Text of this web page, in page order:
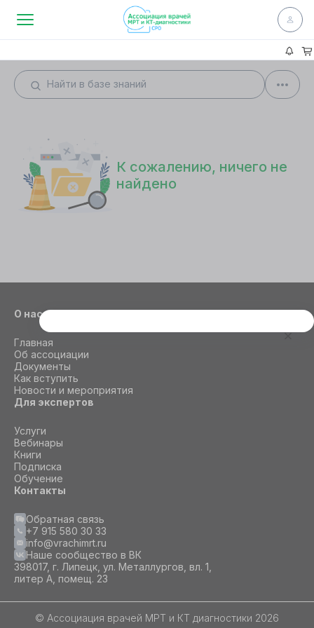
К сожалению, ничего не
найдено
О нас
Главная
Об ассоциации
Документы
Как вступить
Новости и мероприятия
Для экспертов
Услуги
Вебинары
Книги
Подписка
Обучение
Контакты
Обратная связь
+7 915 580 30 33
info@vrachimrt.ru
Наше сообщество в ВК
398017, г. Липецк, ул. Металлургов, вл. 1,
литер А, помещ. 23
© Ассоциация врачей МРТ и КТ диагностики 2026
Этот сайт использует cookie
Для корректной работы данного сайта
необходимы файлы cookie
СОГЛАСИЕ